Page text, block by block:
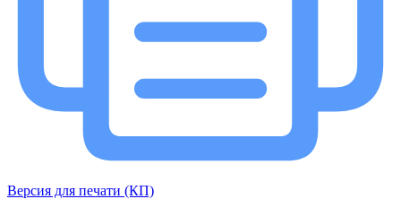
Версия для печати (КП)